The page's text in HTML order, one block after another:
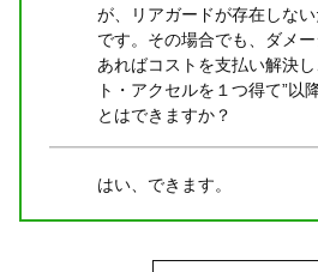
が、リアガードが存在しな
です。その場合でも、ダメ
あればコストを支払い解決
ト・アクセルを１つ得て”以
とはできますか？
はい、できます。